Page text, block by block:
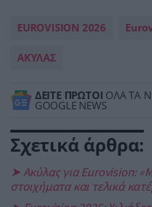
EUROVISION 2026
ΑΚΥΛΑΣ
ΔΕΙΤΕ ΠΡΩΤΟΙ ΟΛΑ ΤΑ
GOOGLE NEWS
Σχετικά άρθρα:
➤ Ακύλας για Eurovision:
στοιχήματα και τελικά